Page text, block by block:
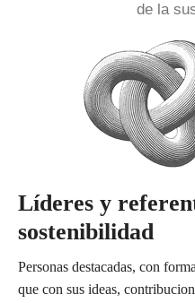
de la
Líderes y
sostenibilidad
Personas destacadas, con
que con sus ideas,